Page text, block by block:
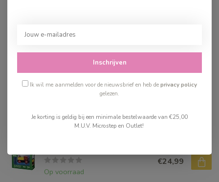
€54,99
Brio Mighty Gold Action
Op voorraad
Op voorraad
€24,99
Inschrijven
Ik wil me aanmelden voor de nieuwsbrief en heb deprivacy policy
gelezen.
Je korting is geldig bij een minimale bestelwaarde van €25,00
M.U.V. Microstep en Outlet!